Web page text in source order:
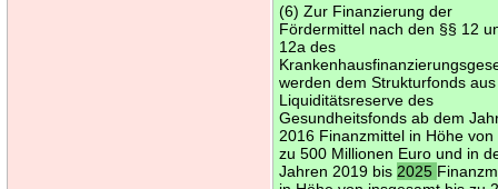
(6) Zur Finanzierung der
Fördermittel nach den §§ 12
12a des
werden dem Strukturfonds
Liquiditätsreserve des
Gesundheitsfonds ab dem
2016 Finanzmittel in Höhe von
zu 500 Millionen Euro und in
Jahren 2019 bis 2025